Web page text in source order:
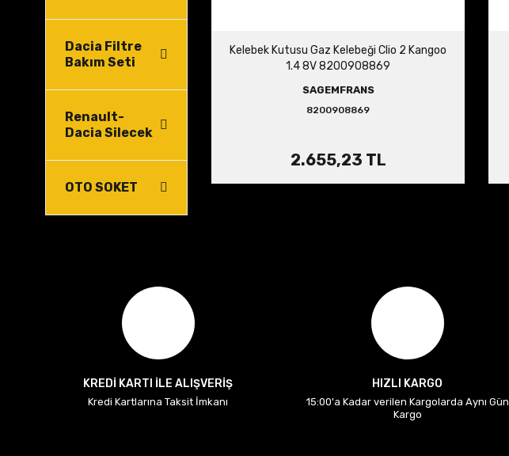
Dacia Filtre
Bakım Seti
Renault-
Dacia Silecek
OTO SOKET
Kelebek Kutusu Gaz Kelebeği Clio 2 Kangoo
1.4 8V 8200908869
SAGEMFRANS
8200908869
2.655,23 TL
KREDİ KARTI İLE ALIŞVERİŞ
Kredi Kartlarına Taksit İmkanı
HIZLI KARGO
15:00'a Kadar verilen Kargolarda Aynı Gün
Kargo